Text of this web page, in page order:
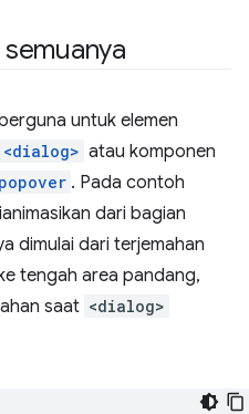
untuk elemen
<dialog> atau komponen
popover . Pada contoh
dari bagian
dimulai dari terjemahan
tengah area pandang,
saat <dialog>